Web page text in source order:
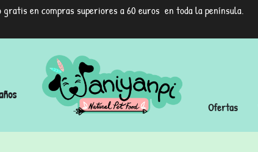
gratis en compras superiores a 60 euros en toda la península.
Ofertas